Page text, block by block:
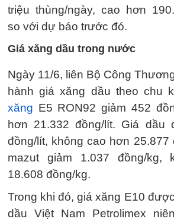
triệu thùng/ngày, cao hơn
so với dự báo trước đó.
Giá xăng dầu trong nước
Ngày 11/6, liên Bộ Công
hành giá xăng dầu theo chu
xăng E5 RON92 giảm 452
hơn 21.332 đồng/lít. Giá dầu
đồng/lít, không cao hơn 25.877
mazut giảm 1.037 đồng/kg,
18.608 đồng/kg.
Trong khi đó, giá xăng E10
dầu Việt Nam Petrolimex